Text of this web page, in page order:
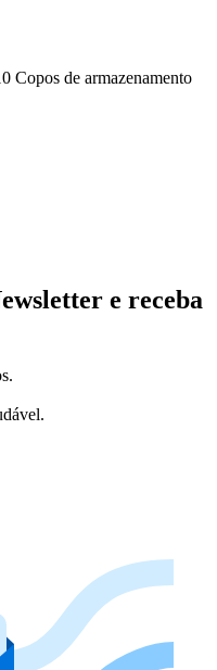
Copos de armazenamento
e receba